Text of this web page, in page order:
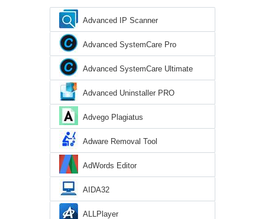
Advanced IP Scanner
Advanced SystemCare Pro
Advanced SystemCare Ultimate
Advanced Uninstaller PRO
Advego Plagiatus
Adware Removal Tool
AdWords Editor
AIDA32
ALLPlayer